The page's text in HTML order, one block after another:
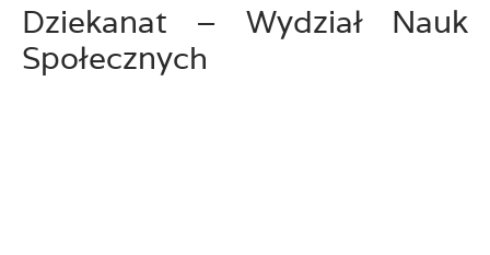
Dziekanat – Wydział Nauk
Społecznych